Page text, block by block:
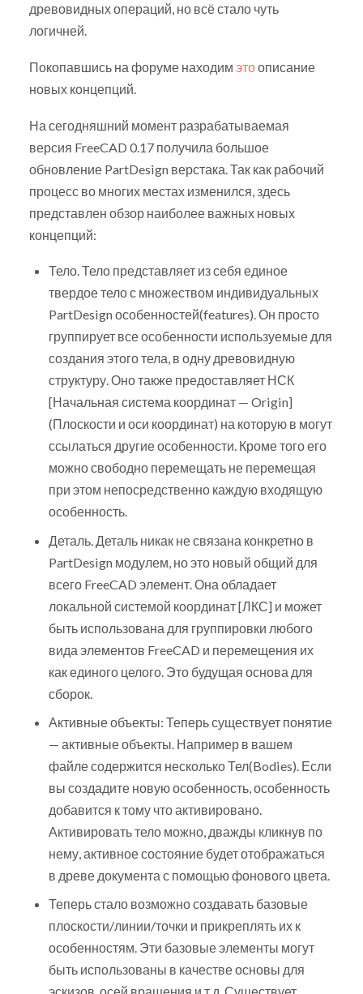
древовидных операций, но всё стало чуть
логичней.
Покопавшись на форуме находим этоописание
новых концепций.
На сегодняшний момент разрабатываемая
версия FreeCAD 0.17 получила большое
обновление PartDesign верстака. Так как рабочий
процесс во многих местах изменился, здесь
представлен обзор наиболее важных новых
концепций:
Тело. Тело представляет из себя единое
твердое тело с множеством индивидуальных
PartDesign особенностей(features). Он просто
группирует все особенности используемые для
создания этого тела, в одну древовидную
структуру. Оно также предоставляет НСК
[Начальная система координат — Origin]
(Плоскости и оси координат) на которую в могут
ссылаться другие особенности. Кроме того его
можно свободно перемещать не перемещая
при этом непосредственно каждую входящую
особенность.
Деталь. Деталь никак не связана конкретно в
PartDesign модулем, но это новый общий для
всего FreeCAD элемент. Она обладает
локальной системой координат [ЛКС] и может
быть использована для группировки любого
вида элементов FreeCAD и перемещения их
как единого целого. Это будущая основа для
сборок.
Активные объекты: Теперь существует понятие
— активные объекты. Например в вашем
файле содержится несколько Тел(Bodies). Если
вы создадите новую особенность, особенность
добавится к тому что активировано.
Активировать тело можно, дважды кликнув по
нему, активное состояние будет отображаться
в древе документа с помощью фонового цвета.
Теперь стало возможно создавать базовые
плоскости/линии/точки и прикреплять их к
особенностям. Эти базовые элементы могут
быть использованы в качестве основы для
эскизов, осей вращения и.т.д. Существует